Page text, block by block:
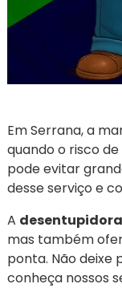
Em Serrana, a
quando o risco
pode evitar
desse serviço e
A
mas também
ponta. Não deixe
conheça nossos